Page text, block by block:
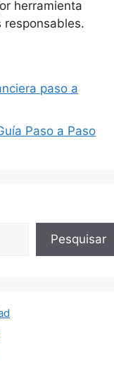
herramienta
responsables.
paso a
Paso a Paso
Pesquisar